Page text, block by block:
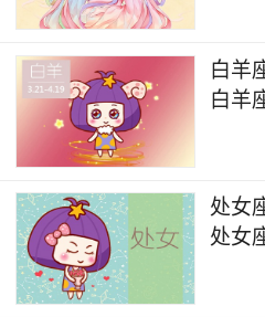
6月30日到7月2日的时
人的工作状态以及工作项
题。
度，另外一些工作项目也
慢的情况，需要自己耐心
程中会出现精力的过度消
白羊
白羊
处女
处女